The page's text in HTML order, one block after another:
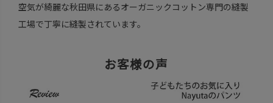
空気が綺麗な秋田県にあるオーガニックコットン専門の縫製
工場で丁寧に縫製されています。
お客様の声